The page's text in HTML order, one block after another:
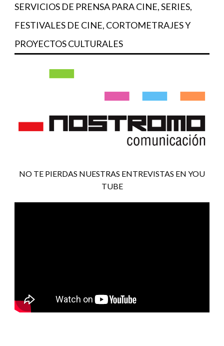
SERVICIOS DE PRENSA PARA CINE, SERIES,
FESTIVALES DE CINE, CORTOMETRAJES Y
PROYECTOS CULTURALES
NO TE PIERDAS NUESTRAS ENTREVISTAS EN YOU
TUBE